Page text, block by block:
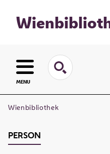
MENU
Wienbibliothek
PERSON